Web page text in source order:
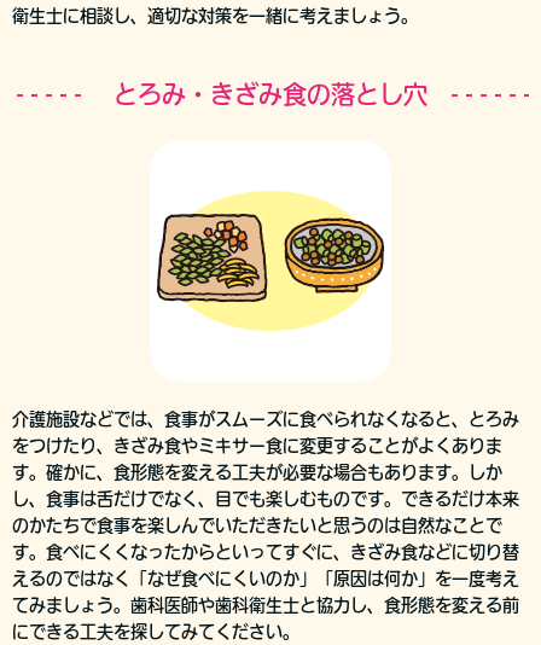
衛生士に相談し、適切な対策を一緒に考えましょう。
とろみ・きざみ食の落とし穴
介護施設などでは、食事がスムーズに食べられなくなると、とろみ
をつけたり、きざみ食やミキサー食に変更することがよくありま
す。確かに、食形態を変える工夫が必要な場合もあります。しか
し、食事は舌だけでなく、目でも楽しむものです。できるだけ本来
のかたちで食事を楽しんでいただきたいと思うのは自然なことで
す。食べにくくなったからといってすぐに、きざみ食などに切り替
えるのではなく「なぜ食べにくいのか」「原因は何か」を一度考え
てみましょう。歯科医師や歯科衛生士と協力し、食形態を変える前
にできる工夫を探してみてください。